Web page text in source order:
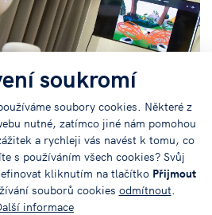
soukromí
soubory cookies. Některé z
nutné, zatímco jiné nám pomohou
a rychleji vás navést k tomu, co
s používáním všech cookies? Svůj
kliknutím na tlačítko Přijmout
souborů cookies odmítnout.
informace